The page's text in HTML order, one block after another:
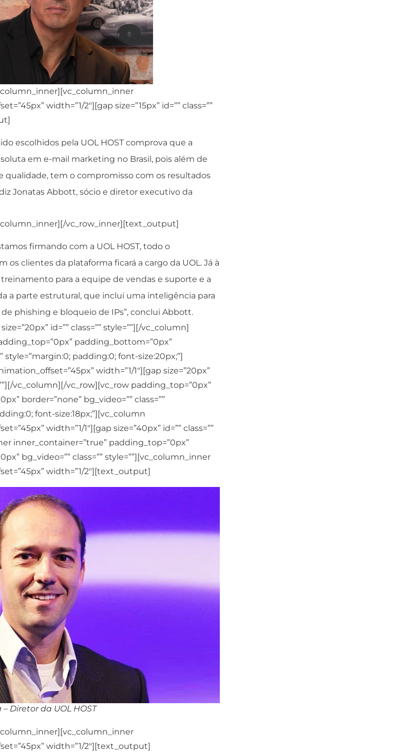
width=”1/2″][gap size=”15px” id=”” class=””
escolhidos pela UOL HOST comprova que a
em e-mail marketing no Brasil, pois além de
qualidade, tem o compromisso com os resultados
Jonatas Abbott, sócio e diretor executivo da
vc_row_inner][text_output]
firmando com a UOL HOST, todo o
os clientes da plataforma ficará a cargo da UOL. Já à
treinamento para a equipe de vendas e suporte e a
a parte estrutural, que inclui uma inteligência para
phishing e bloqueio de IPs”, conclui Abbott.
id=”” class=”” style=””][/vc_column]
padding_bottom=”0px”
style=”margin:0; padding:0; font-size:20px;”]
width=”1/1″][gap size=”20px”
vc_column][/vc_row][vc_row padding_top=”0px”
border=”none” bg_video=”” class=””
font-size:18px;”][vc_column
width=”1/1″][gap size=”40px” id=”” class=””
inner_container=”true” padding_top=”0px”
bg_video=”” class=”” style=””][vc_column_inner
width=”1/2″][text_output]
Diretor da UOL HOST
width=”1/2″][text_output]